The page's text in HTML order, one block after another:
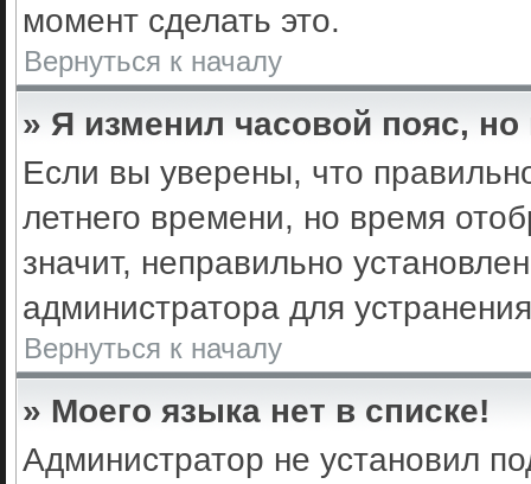
момент сделать это.
Вернуться к началу
» Я изменил часовой пояс,
Если вы уверены, что
летнего времени, но время
значит, неправильно
администратора для
Вернуться к началу
» Моего языка нет в списке!
Администратор не установил